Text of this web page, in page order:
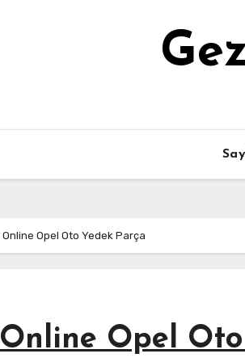
Online Opel Oto Yedek Parça
Online Opel